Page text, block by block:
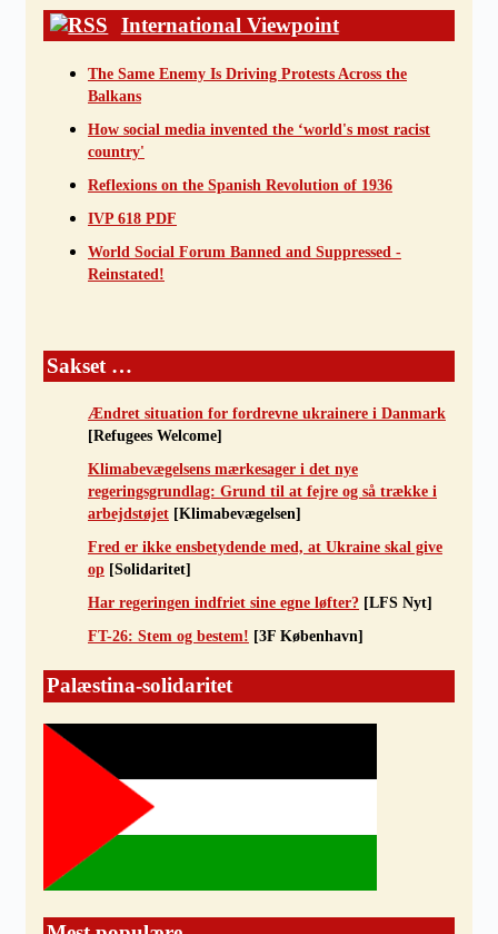
International Viewpoint
The Same Enemy Is Driving Protests Across the
Balkans
How social media invented the ‘world's most racist
country'
Reflexions on the Spanish Revolution of 1936
IVP 618 PDF
World Social Forum Banned and Suppressed -
Reinstated!
Sakset …
Ændret situation for fordrevne ukrainere i Danmark
[Refugees Welcome]
Klimabevægelsens mærkesager i det nye
regeringsgrundlag: Grund til at fejre og så trække i
arbejdstøjet [Klimabevægelsen]
Fred er ikke ensbetydende med, at Ukraine skal give
op [Solidaritet]
Har regeringen indfriet sine egne løfter? [LFS Nyt]
FT-26: Stem og bestem! [3F København]
Palæstina-solidaritet